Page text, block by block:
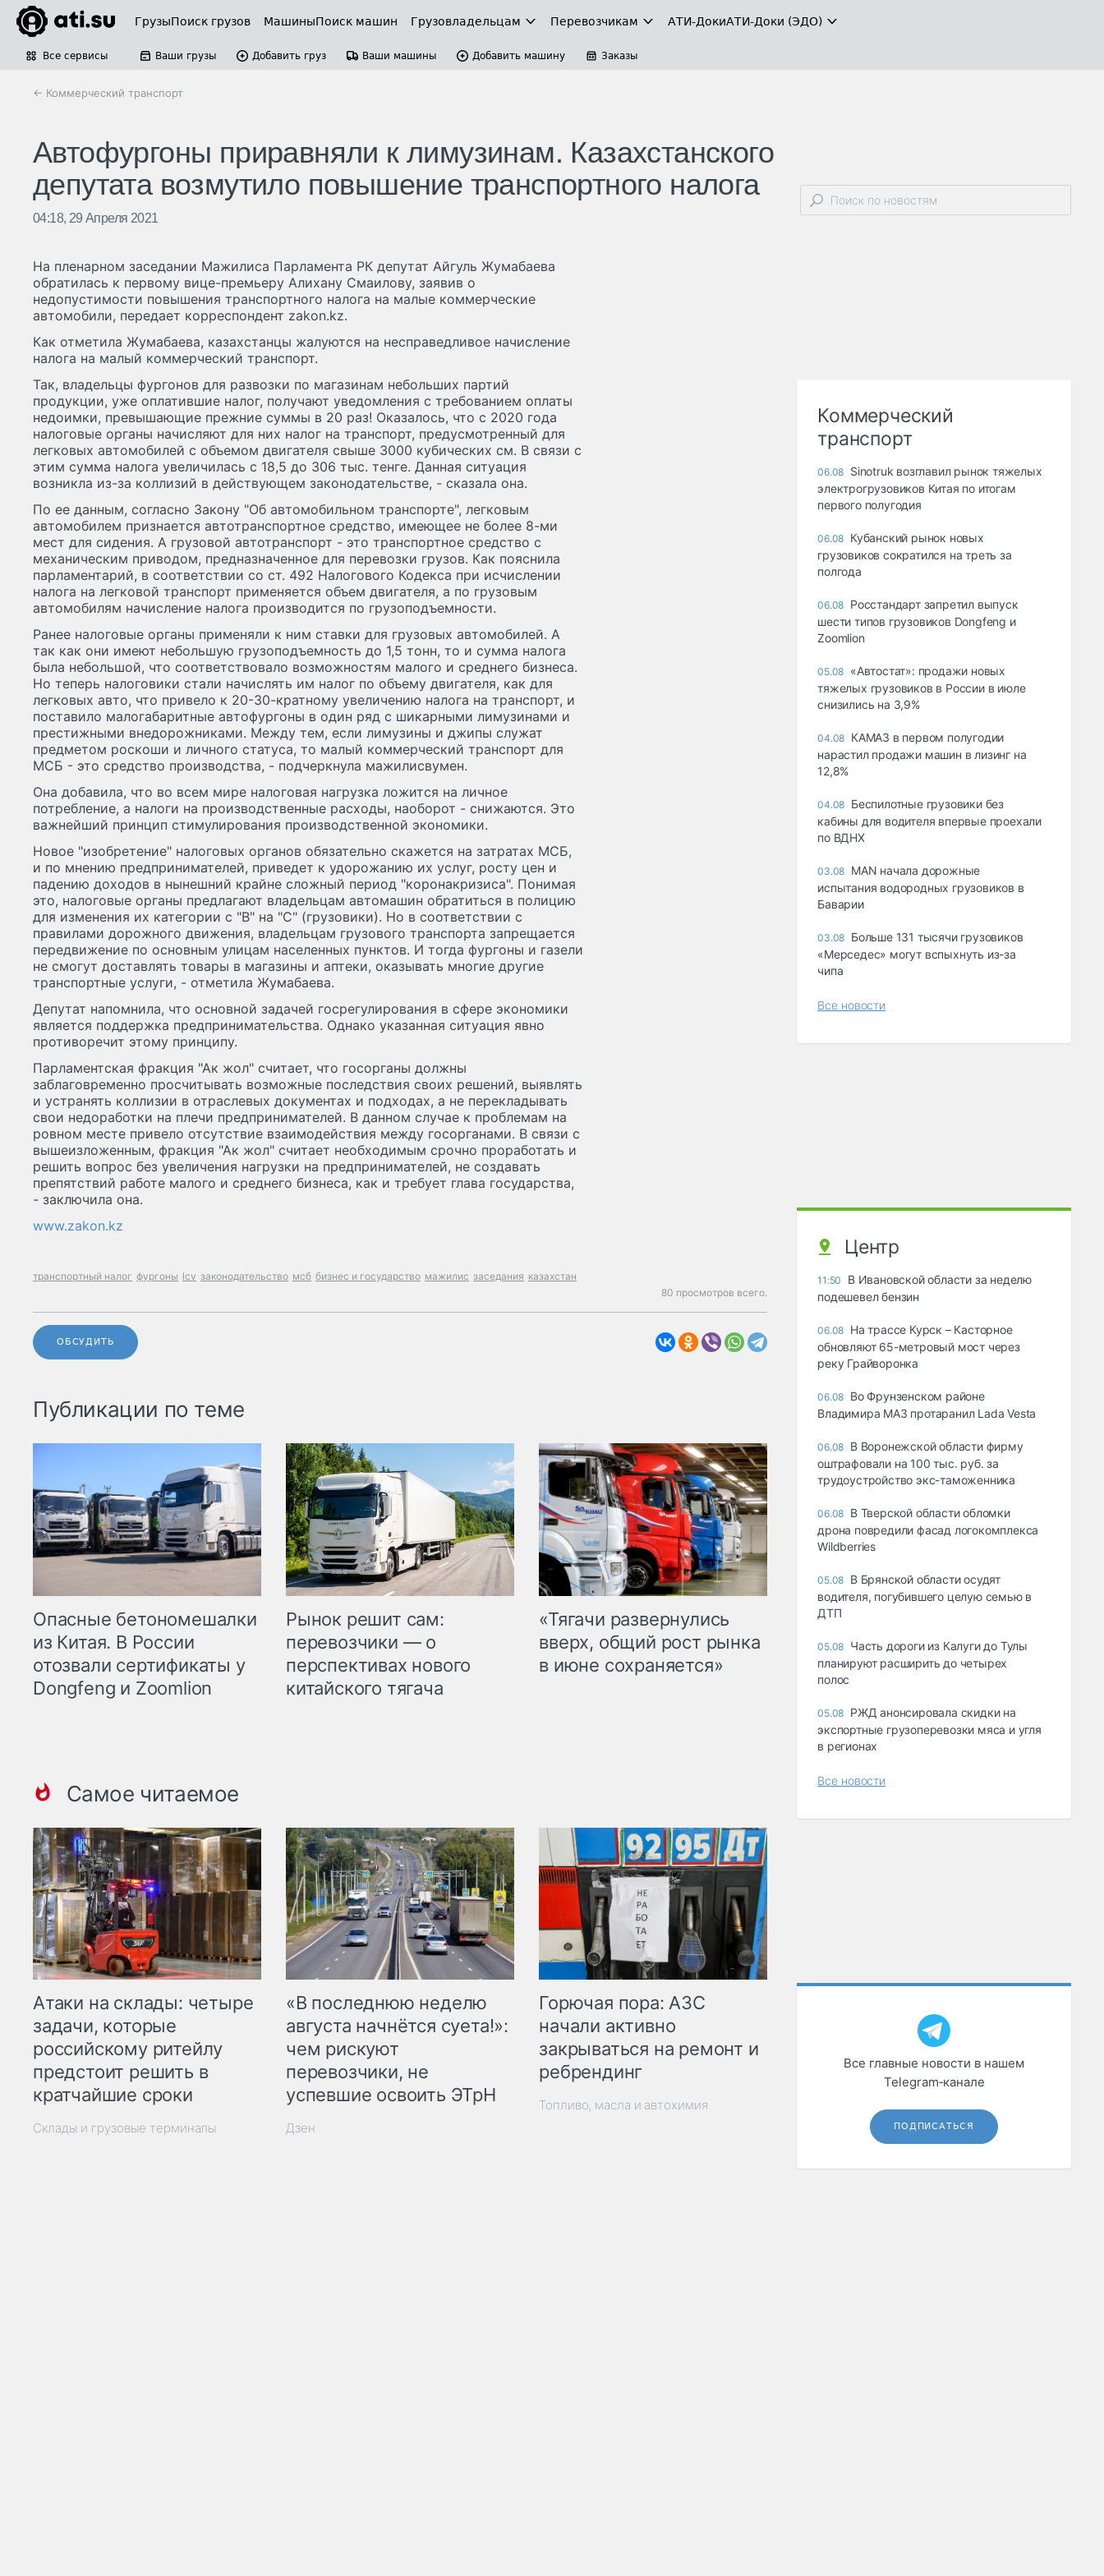
ГрузыПоиск грузов МашиныПоиск машин Грузовладельцам Перевозчикам АТИ-ДокиАТИ-Доки (ЭДО)
Все сервисы Ваши грузы Добавить груз Ваши машины Добавить машину Заказы
← Коммерческий транспорт
Автофургоны приравняли к лимузинам. Казахстанского
депутата возмутило повышение транспортного налога
04:18, 29 Апреля 2021
На пленарном заседании Мажилиса Парламента РК депутат Айгуль Жумабаева
обратилась к первому вице-премьеру Алихану Смаилову, заявив о
недопустимости повышения транспортного налога на малые коммерческие
автомобили, передает корреспондент zakon.kz.
Как отметила Жумабаева, казахстанцы жалуются на несправедливое начисление
налога на малый коммерческий транспорт.
Так, владельцы фургонов для развозки по магазинам небольших партий
продукции, уже оплатившие налог, получают уведомления с требованием оплаты
недоимки, превышающие прежние суммы в 20 раз! Оказалось, что с 2020 года
налоговые органы начисляют для них налог на транспорт, предусмотренный для
легковых автомобилей с объемом двигателя свыше 3000 кубических см. В связи с
этим сумма налога увеличилась с 18,5 до 306 тыс. тенге. Данная ситуация
возникла из-за коллизий в действующем законодательстве, - сказала она.
По ее данным, согласно Закону "Об автомобильном транспорте", легковым
автомобилем признается автотранспортное средство, имеющее не более 8-ми
мест для сидения. А грузовой автотранспорт - это транспортное средство с
механическим приводом, предназначенное для перевозки грузов. Как пояснила
парламентарий, в соответствии со ст. 492 Налогового Кодекса при исчислении
налога на легковой транспорт применяется объем двигателя, а по грузовым
автомобилям начисление налога производится по грузоподъемности.
Ранее налоговые органы применяли к ним ставки для грузовых автомобилей. А
так как они имеют небольшую грузоподъемность до 1,5 тонн, то и сумма налога
была небольшой, что соответствовало возможностям малого и среднего бизнеса.
Но теперь налоговики стали начислять им налог по объему двигателя, как для
легковых авто, что привело к 20-30-кратному увеличению налога на транспорт, и
поставило малогабаритные автофургоны в один ряд с шикарными лимузинами и
престижными внедорожниками. Между тем, если лимузины и джипы служат
предметом роскоши и личного статуса, то малый коммерческий транспорт для
МСБ - это средство производства, - подчеркнула мажилисвумен.
Она добавила, что во всем мире налоговая нагрузка ложится на личное
потребление, а налоги на производственные расходы, наоборот - снижаются. Это
важнейший принцип стимулирования производственной экономики.
Новое "изобретение" налоговых органов обязательно скажется на затратах МСБ,
и по мнению предпринимателей, приведет к удорожанию их услуг, росту цен и
падению доходов в нынешний крайне сложный период "коронакризиса". Понимая
это, налоговые органы предлагают владельцам автомашин обратиться в полицию
для изменения их категории с "В" на "С" (грузовики). Но в соответствии с
правилами дорожного движения, владельцам грузового транспорта запрещается
передвижение по основным улицам населенных пунктов. И тогда фургоны и газели
не смогут доставлять товары в магазины и аптеки, оказывать многие другие
транспортные услуги, - отметила Жумабаева.
Депутат напомнила, что основной задачей госрегулирования в сфере экономики
является поддержка предпринимательства. Однако указанная ситуация явно
противоречит этому принципу.
Парламентская фракция "Ак жол" считает, что госорганы должны
заблаговременно просчитывать возможные последствия своих решений, выявлять
и устранять коллизии в отраслевых документах и подходах, а не перекладывать
свои недоработки на плечи предпринимателей. В данном случае к проблемам на
ровном месте привело отсутствие взаимодействия между госорганами. В связи с
вышеизложенным, фракция "Ак жол" считает необходимым срочно проработать и
решить вопрос без увеличения нагрузки на предпринимателей, не создавать
препятствий работе малого и среднего бизнеса, как и требует глава государства,
- заключила она.
www.zakon.kz
транспортный налог фургоны lcv законодательство мсб бизнес и государство мажилис заседания казахстан
80 просмотров всего.
ОБСУДИТЬ
Публикации по теме
Опасные бетономешалки
из Китая. В России
отозвали сертификаты у
Dongfeng и Zoomlion
Рынок решит сам:
перевозчики — о
перспективах нового
китайского тягача
«Тягачи развернулись
вверх, общий рост рынка
в июне сохраняется»
Самое читаемое
Атаки на склады: четыре
задачи, которые
российскому ритейлу
предстоит решить в
кратчайшие сроки
Склады и грузовые терминалы
«В последнюю неделю
августа начнётся суета!»:
чем рискуют
перевозчики, не
успевшие освоить ЭТрН
Дзен
Горючая пора: АЗС
начали активно
закрываться на ремонт и
ребрендинг
Топливо, масла и автохимия
Коммерческий
транспорт
06.08 Sinotruk возглавил рынок тяжелых
электрогрузовиков Китая по итогам
первого полугодия
06.08 Кубанский рынок новых
грузовиков сократился на треть за
полгода
06.08 Росстандарт запретил выпуск
шести типов грузовиков Dongfeng и
Zoomlion
05.08 «Автостат»: продажи новых
тяжелых грузовиков в России в июле
снизились на 3,9%
04.08 КАМАЗ в первом полугодии
нарастил продажи машин в лизинг на
12,8%
04.08 Беспилотные грузовики без
кабины для водителя впервые проехали
по ВДНХ
03.08 MAN начала дорожные
испытания водородных грузовиков в
Баварии
03.08 Больше 131 тысячи грузовиков
«Мерседес» могут вспыхнуть из-за
чипа
Все новости
Центр
11:50
В Ивановской области за неделю
подешевел бензин
06.08 На трассе Курск – Касторное
обновляют 65-метровый мост через
реку Грайворонка
06.08 Во Фрунзенском районе
Владимира МАЗ протаранил Lada Vesta
06.08 В Воронежской области фирму
оштрафовали на 100 тыс. руб. за
трудоустройство экс-таможенника
06.08 В Тверской области обломки
дрона повредили фасад логокомплекса
Wildberries
05.08 В Брянской области осудят
водителя, погубившего целую семью в
ДТП
05.08 Часть дороги из Калуги до Тулы
планируют расширить до четырех
полос
05.08 РЖД анонсировала скидки на
экспортные грузоперевозки мяса и угля
в регионах
Все новости
Все главные новости в нашем
Telegram‑канале
ПОДПИСАТЬСЯ